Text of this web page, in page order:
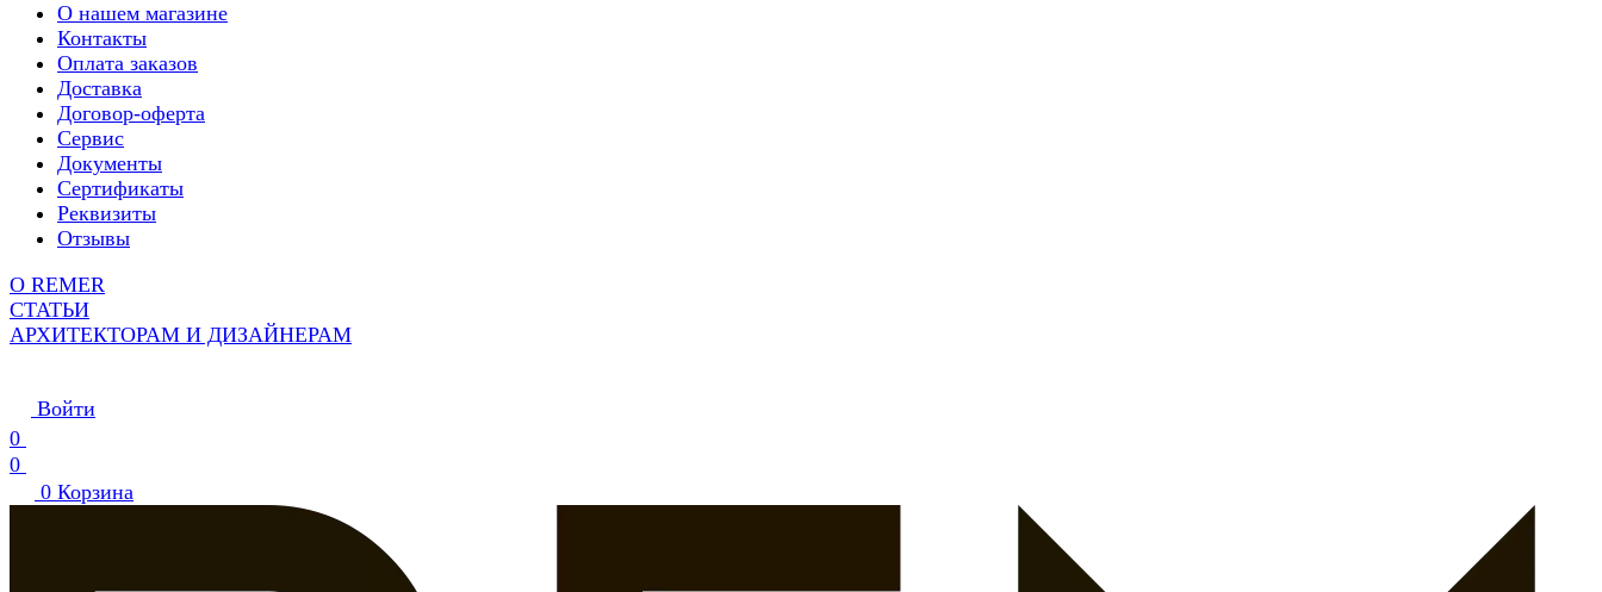
О нашем магазине
Контакты
Оплата заказов
Доставка
Договор-оферта
Сервис
Документы
Сертификаты
Реквизиты
Отзывы
О REMER
СТАТЬИ
АРХИТЕКТОРАМ И ДИЗАЙНЕРАМ
Войти
0
0
0 Корзина